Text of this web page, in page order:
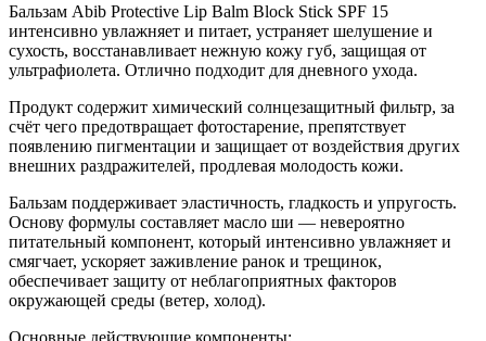
Бальзам Abib Protective Lip Balm Block Stick SPF 15
интенсивно увлажняет и питает, устраняет шелушение и
сухость, восстанавливает нежную кожу губ, защищая от
ультрафиолета. Отлично подходит для дневного ухода.
Продукт содержит химический солнцезащитный фильтр, за
счёт чего предотвращает фотостарение, препятствует
появлению пигментации и защищает от воздействия других
внешних раздражителей, продлевая молодость кожи.
Бальзам поддерживает эластичность, гладкость и упругость.
Основу формулы составляет масло ши — невероятно
питательный компонент, который интенсивно увлажняет и
смягчает, ускоряет заживление ранок и трещинок,
обеспечивает защиту от неблагоприятных факторов
окружающей среды (ветер, холод).